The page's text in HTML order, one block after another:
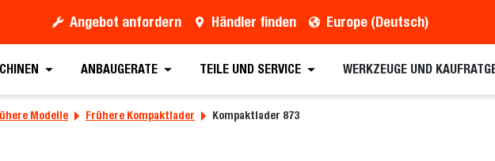
Angebot anfordern Händler finden Europe (Deutsch)
ANBAUGERATE TEILE UND SERVICE WERKZEUGE UND
Modelle Frühere Kompaktlader Kompaktlader 873